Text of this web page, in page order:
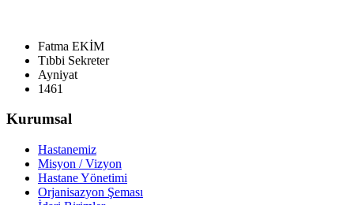
Fatma EKİM
Tıbbi Sekreter
Ayniyat
1461
Kurumsal
Hastanemiz
Misyon / Vizyon
Hastane Yönetimi
Orjanisazyon Şeması